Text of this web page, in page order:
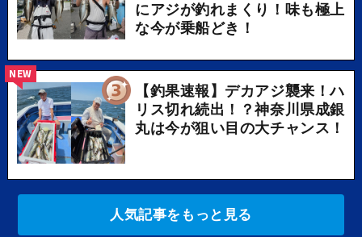
にアジが釣れまくり！味も極上
な今が乗船どき！
【釣果速報】デカアジ襲来！ハ
リス切れ続出！？神奈川県成銀
丸は今が狙い目の大チャンス！
NEW
人気記事をもっと見る